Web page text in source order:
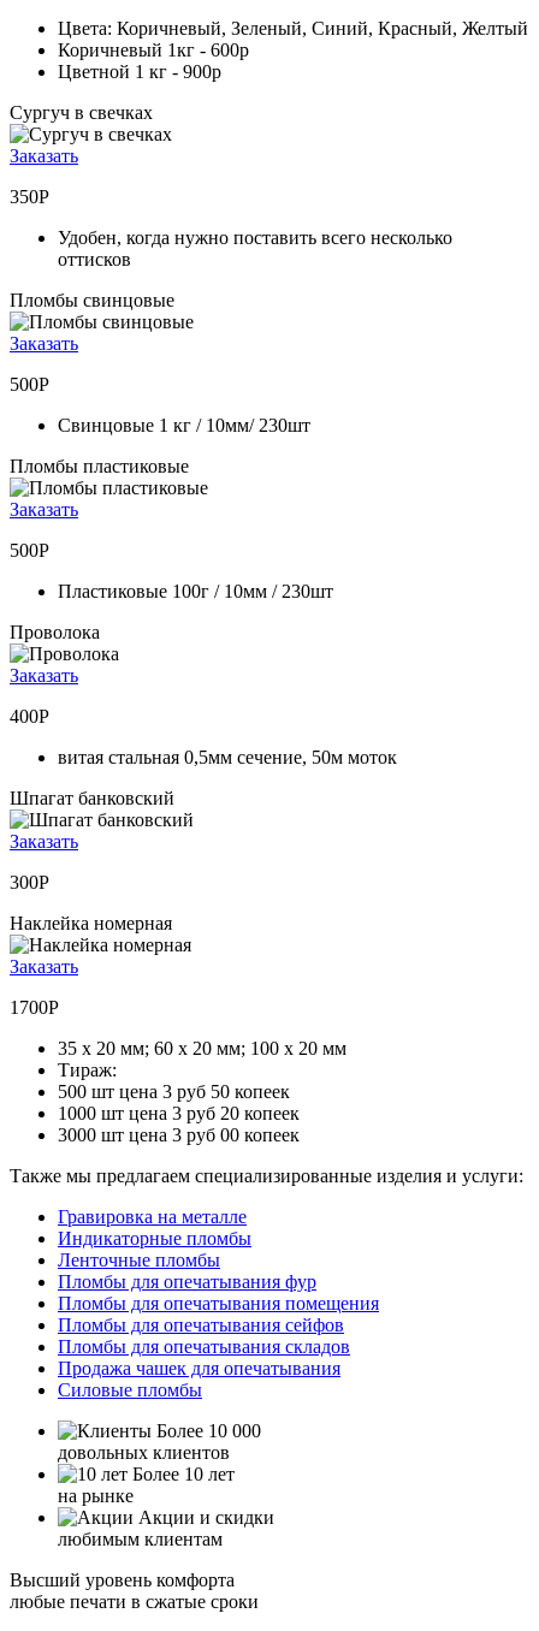
Цвета: Коричневый, Зеленый, Синий, Красный, Желтый
Коричневый 1кг - 600р
Цветной 1 кг - 900р
Сургуч в свечках
Заказать
350Р
Удобен, когда нужно поставить всего несколько
оттисков
Пломбы свинцовые
Заказать
500Р
Свинцовые 1 кг / 10мм/ 230шт
Пломбы пластиковые
Заказать
500Р
Пластиковые 100г / 10мм / 230шт
Проволока
Заказать
400Р
витая стальная 0,5мм сечение, 50м моток
Шпагат банковский
Заказать
300Р
Наклейка номерная
Заказать
1700Р
35 х 20 мм; 60 х 20 мм; 100 х 20 мм
Тираж:
500 шт цена 3 руб 50 копеек
1000 шт цена 3 руб 20 копеек
3000 шт цена 3 руб 00 копеек
Также мы предлагаем специализированные изделия и услуги:
Гравировка на металле
Индикаторные пломбы
Ленточные пломбы
Пломбы для опечатывания фур
Пломбы для опечатывания помещения
Пломбы для опечатывания сейфов
Пломбы для опечатывания складов
Продажа чашек для опечатывания
Силовые пломбы
Более 10 000
довольных клиентов
Более 10 лет
на рынке
Акции и скидки
любимым клиентам
Высший уровень комфорта
любые печати в сжатые сроки